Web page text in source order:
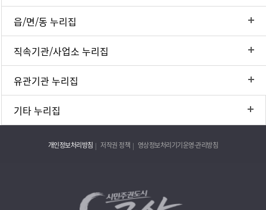
읍/면/동 누리집
직속기관/사업소 누리집
유관기관 누리집
기타 누리집
개인정보처리방침 저작권 정책 영상정보처리기기운영·관리방침